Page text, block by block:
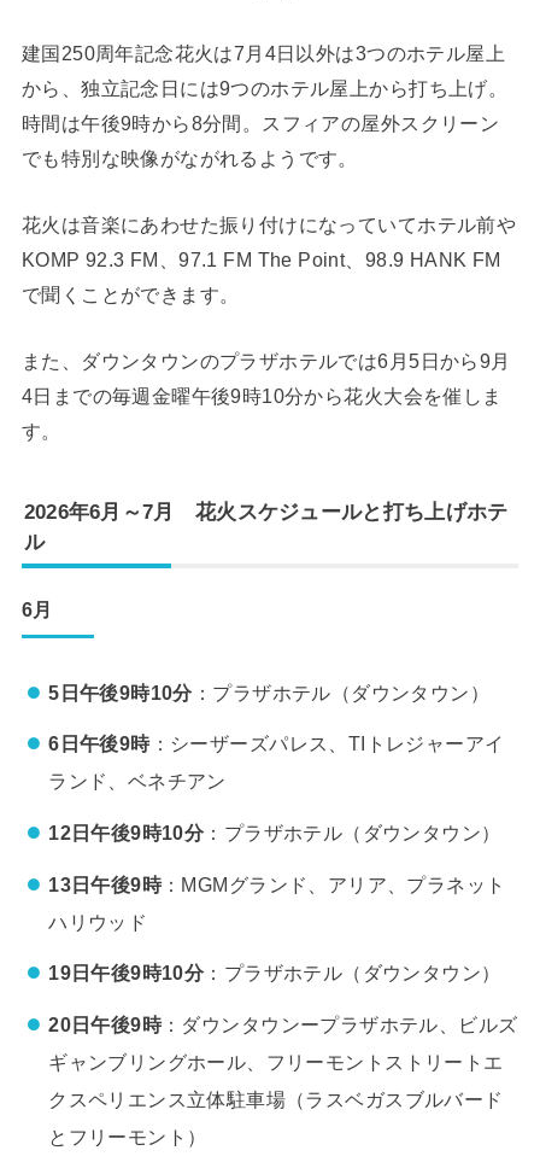
建国250周年記念花火は7月4日以外は3つのホテル屋上
から、独立記念日には9つのホテル屋上から打ち上げ。
時間は午後9時から8分間。スフィアの屋外スクリーン
でも特別な映像がながれるようです。
花火は音楽にあわせた振り付けになっていてホテル前や
KOMP 92.3 FM、97.1 FM The Point、98.9 HANK FM
で聞くことができます。
また、ダウンタウンのプラザホテルでは6月5日から9月
4日までの毎週金曜午後9時10分から花火大会を催しま
す。
2026年6月～7月 花火スケジュールと打ち上げホテ
ル
6月
5日午後9時10分：プラザホテル（ダウンタウン）
6日 午後9時：シーザーズパレス、TIトレジャーアイ
ランド、ベネチアン
12日午後9時10分：プラザホテル（ダウンタウン）
13日午後9時：MGMグランド、アリア、プラネット
ハリウッド
19日午後9時10分：プラザホテル（ダウンタウン）
20日午後9時：ダウンタウンープラザホテル、ビルズ
ギャンブリングホール、フリーモントストリートエ
クスペリエンス立体駐車場（ラスベガスブルバード
とフリーモント）